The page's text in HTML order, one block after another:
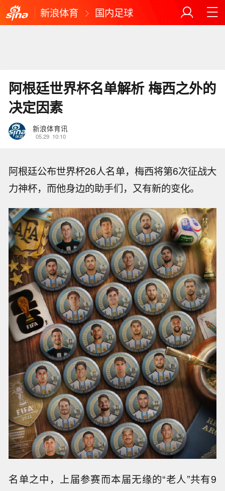
新浪体育 国内足球
阿根廷世界杯名单解析 梅西之外的
决定因素
新浪体育讯
05.29 10:10
阿根廷公布世界杯26人名单，梅西将第6次征战大
力神杯，而他身边的助手们，又有新的变化。
名单之中，上届参赛而本届无缘的“老人”共有9